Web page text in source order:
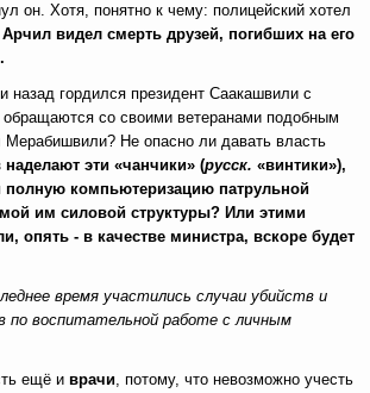
он. Хотя, понятно к чему: полицейский хотел
видел смерть друзей, погибших на его
назад гордился президент Саакашвили с
со своими ветеранами подобным
Мерабишвили? Не опасно ли давать власть
наделают эти «чанчики» (русск. «винтики»),
компьютеризацию патрульной
им силовой структуры? Или этими
- в качестве министра, вскоре будет
время участились случаи убийств и
по воспитательной работе с личным
ещё и врачи, потому, что невозможно учесть